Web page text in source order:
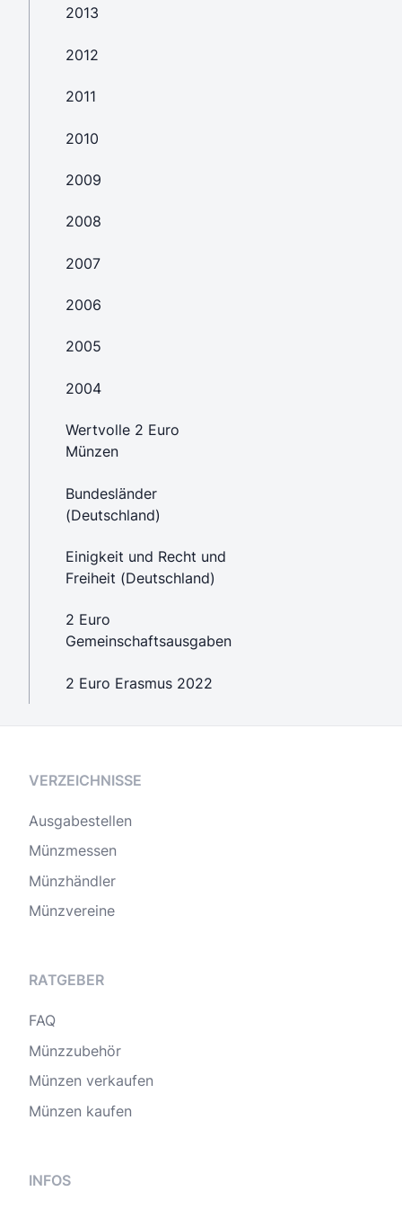
2013
2012
2011
2010
2009
2008
2007
2006
2005
2004
Wertvolle 2 Euro
Münzen
Bundesländer
(Deutschland)
Einigkeit und Recht und
Freiheit (Deutschland)
2 Euro
Gemeinschaftsausgaben
2 Euro Erasmus 2022
VERZEICHNISSE
Ausgabestellen
Münzmessen
Münzhändler
Münzvereine
RATGEBER
FAQ
Münzzubehör
Münzen verkaufen
Münzen kaufen
INFOS